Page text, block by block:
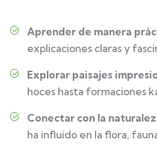
Aprender de manera
explicaciones claras y
Explorar paisajes
hoces hasta formaciones
Conectar con la
ha influido en la flora,